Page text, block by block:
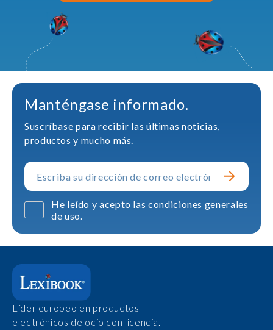
Manténgase informado.
Suscríbase para recibir las últimas noticias,
productos y mucho más.
He leído y acepto las condiciones generales
de uso.
Líder europeo en productos
electrónicos de ocio con licencia.